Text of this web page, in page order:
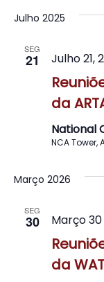
data.
Julho 2025
SEG
21
da
Julho 21,
National
NCA Tower,
Março 2026
SEG
30
da
Março 30